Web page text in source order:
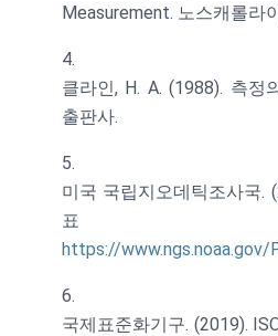
Measurement. 노스캐롤라
클라인, H. A. (1988). 측정
출판사.
미국 국립지오데틱조사국.
표 시
https://www.ngs.noaa.gov/
국제표준화기구. (2019).